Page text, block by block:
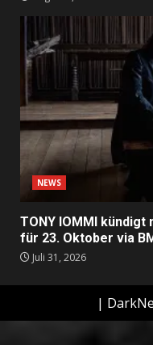
NEWS
TONY IOMMI kündigt
für 23. Oktober via
Juli 31, 2026
|